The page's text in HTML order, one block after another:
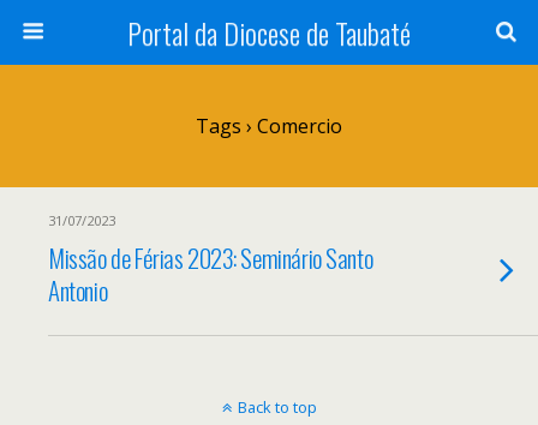
Portal da Diocese de Taubaté
Tags › Comercio
31/07/2023
Missão de Férias 2023: Seminário Santo
Antonio
Back to top